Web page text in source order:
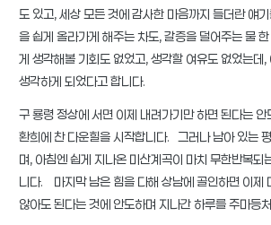
도 있고, 세상 모든 것에 감사한 마음까지 들더란 얘
을 쉽게 올라가게 해주는 차도, 갈증을 덜어주는 물
게 생각해볼 기회도 없었고, 생각할 여유도 없었는데
생각하게 되었다고 합니다.
구 룡령 정상에 서면 이제 내려가기만 하면 된다는
환희에 찬 다운힐을 시작합니다. 그러나 남아 있는
며, 아침엔 쉽게 지나온 미산계곡이 마치 무한반복되
니다. 마지막 남은 힘을 다해 상남에 골인하면 이제
않아도 된다는 것에 안도하며 지나간 하루를 주마등